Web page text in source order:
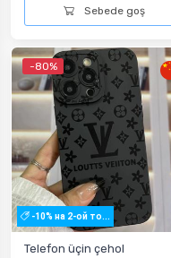
Sebede goş
-80%
-10% на 2-ой то...
Telefon üçin çehol